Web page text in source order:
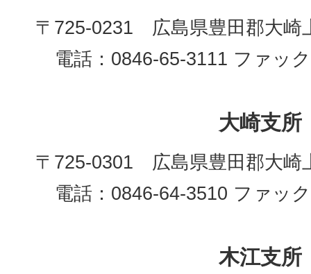
〒725-0231 広島県豊田郡大崎
電話：0846-65-3111 ファッ
大崎支所
〒725-0301 広島県豊田郡大崎
電話：0846-64-3510 ファッ
木江支所